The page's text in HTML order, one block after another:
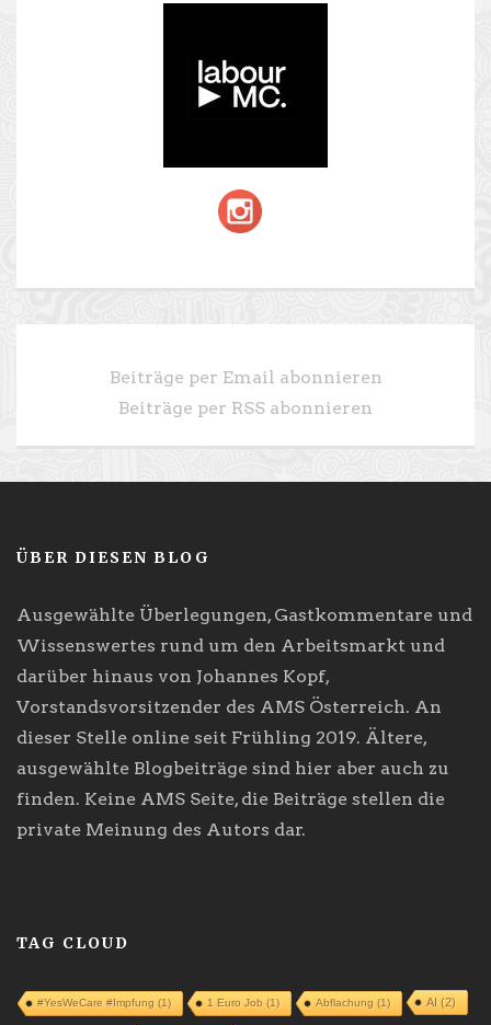
Beiträge per Email abonnieren
Beiträge per RSS abonnieren
ÜBER DIESEN BLOG
Ausgewählte Überlegungen, Gastkommentare und
Wissenswertes rund um den Arbeitsmarkt und
darüber hinaus von Johannes Kopf,
Vorstandsvorsitzender des AMS Österreich. An
dieser Stelle online seit Frühling 2019. Ältere,
ausgewählte Blogbeiträge sind hier aber auch zu
finden. Keine AMS Seite, die Beiträge stellen die
private Meinung des Autors dar.
TAG CLOUD
#YesWeCare #Impfung (1) 1 Euro Job (1) Abflachung (1) AI (2)